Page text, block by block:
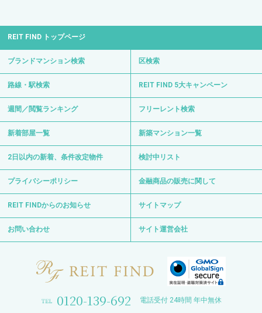
REIT FIND トップページ
ブランドマンション検索 区検索
路線・駅検索 REIT FIND 5大キャンペーン
週間／閲覧ランキング フリーレント検索
新着部屋一覧 新築マンション一覧
2日以内の新着、条件改定物件 検討中リスト
プライバシーポリシー 金融商品の販売に関して
REIT FINDからのお知らせ サイトマップ
お問い合わせ サイト運営会社
0120-139-692 電話受付 24時間 年中無休